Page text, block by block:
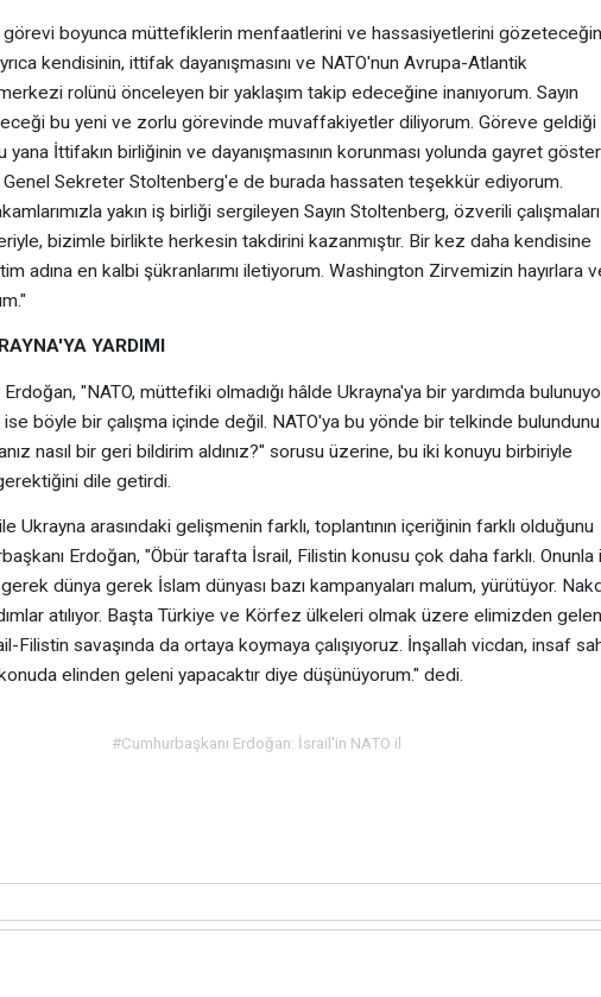
görevi boyunca müttefiklerin menfaatlerini ve hassasiyetlerini
kendisinin, ittifak dayanışmasını ve NATO'nun Avrupa-Atlantik
rolünü önceleyen bir yaklaşım takip edeceğine inanıyorum. Sayın
bu yeni ve zorlu görevinde muvaffakiyetler diliyorum. Göreve geldiği
yana İttifakın birliğinin ve dayanışmasının korunması yolunda gayret
Sekreter Stoltenberg'e de burada hassaten teşekkür ediyorum.
yakın iş birliği sergileyen Sayın Stoltenberg, özverili
bizimle birlikte herkesin takdirini kazanmıştır. Bir kez daha kendisine
adına en kalbi şükranlarımı iletiyorum. Washington Zirvemizin hayırlara
YARDIMI
"NATO, müttefiki olmadığı hâlde Ukrayna'ya bir yardımda
böyle bir çalışma içinde değil. NATO'ya bu yönde bir telkinde
nasıl bir geri bildirim aldınız?" sorusu üzerine, bu iki konuyu birbiriyle
dile getirdi.
Ukrayna arasındaki gelişmenin farklı, toplantının içeriğinin farklı olduğunu
Erdoğan, "Öbür tarafta İsrail, Filistin konusu çok daha farklı. Onunla
dünya gerek İslam dünyası bazı kampanyaları malum, yürütüyor.
atılıyor. Başta Türkiye ve Körfez ülkeleri olmak üzere elimizden
Filistin savaşında da ortaya koymaya çalışıyoruz. İnşallah vicdan, insaf
elinden geleni yapacaktır diye düşünüyorum." dedi.
#Cumhurbaşkanı Erdoğan: İsrail'in NATO il